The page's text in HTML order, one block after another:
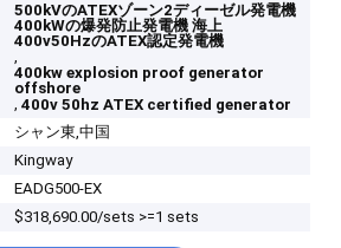
500kVのATEXゾーン2ディーゼル発電機
400kWの爆発防止発電機 海上
400v50HzのATEX認定発電機
,
400kw explosion proof generator
offshore
,400v 50hz ATEX certified generator
シャン東,中国
Kingway
EADG500-EX
$318,690.00/sets >=1 sets